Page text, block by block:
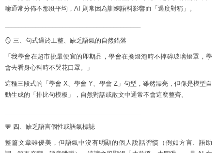
喻通常分佈不那麼平均，AI 則常因為訓練語料影響而「過度對稱」。
🪞 三、句式過於工整、缺乏語氣的自然錯落
「我學會在超市挑最便宜的即期品，學會在換燈泡時不摔碎玻璃燈罩，學
會去看身心科時不哭花口罩。」
這種三段式的「學會 X、學會 Y、學會 Z」句型，雖然漂亮，但像是模型自
動生成的「排比句模板」，自然對話或散文中通常不會這麼整齊。
💬 四、缺乏語言個性或語氣標誌
整篇文章雖優美，但語氣中沒有明顯的個人說話習慣（例如方言、語助